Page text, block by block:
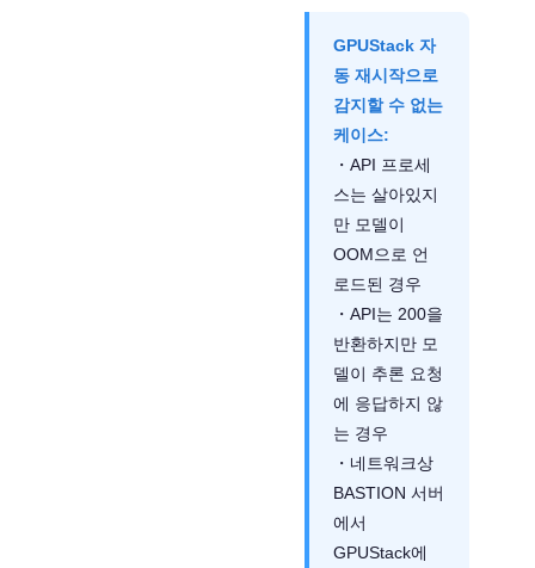
GPUStack 자
동 재시작으로
감지할 수 없는
케이스:
・API 프로세
스는 살아있지
만 모델이
OOM으로 언
로드된 경우
・API는 200을
반환하지만 모
델이 추론 요청
에 응답하지 않
는 경우
・네트워크상
BASTION 서버
에서
GPUStack에